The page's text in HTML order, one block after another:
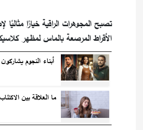
تصبح المجوهرات الراقية خيارًا
الأقراط المرصعة بالماس لمظهر
أبناء النجوم يشاركون
ما العلاقة بين